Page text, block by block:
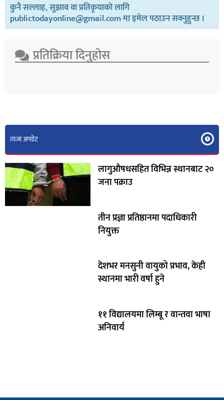
कुनै सल्लाह, सुझाव वा प्रतिकृयाको लागि
publictodayonline@gmail.com मा इमेल पठाउन सक्नुहुन्छ ।
प्रतिक्रिया दिनुहोस​
ताजा अपडेट
लागुऔषधसहित विभिन्न स्थानबाट २०
जना पक्राउ
तीन प्रज्ञा प्रतिष्ठानमा पदाधिकारी
नियुक्त
देशभर मनसुनी वायुको प्रभाव, केही
स्थानमा भारी वर्षा हुने
११ विद्यालयमा लिम्बू र वान्तवा भाषा
अनिवार्य